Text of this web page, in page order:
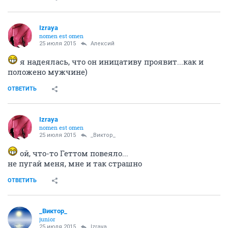
Izraya
nomen est omen
25 июля 2015 Алексий
я надеялась, что он иницативу проявит...как и
положено мужчине)
ОТВЕТИТЬ
Izraya
nomen est omen
25 июля 2015 _Виктор_
ой, что-то Геттом повеяло...
не пугай меня, мне и так страшно
ОТВЕТИТЬ
_Виктор_
juniоr